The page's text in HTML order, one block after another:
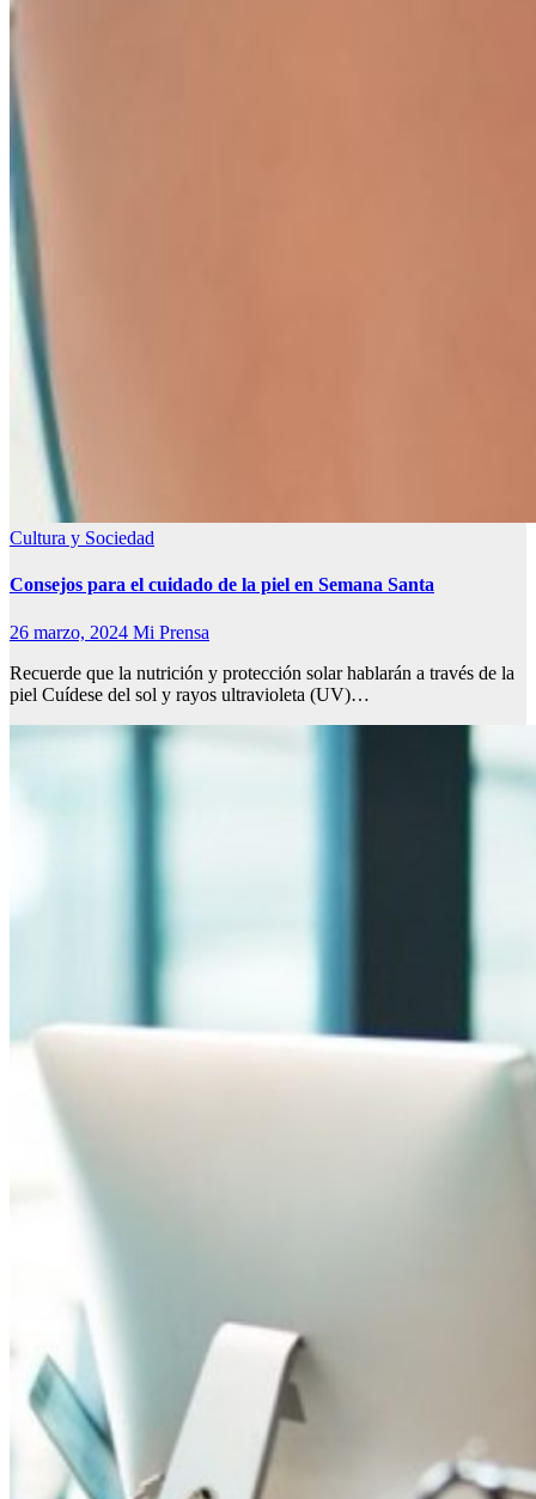
Cultura y Sociedad
Consejos para el cuidado de la piel en Semana Santa
26 marzo, 2024 Mi Prensa
Recuerde que la nutrición y protección solar hablarán a través de la
piel Cuídese del sol y rayos ultravioleta (UV)…